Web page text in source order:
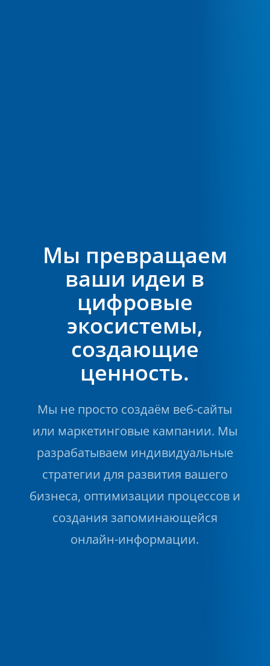
Мы превращаем
ваши идеи в
цифровые
экосистемы,
создающие
ценность.
Мы не просто создаём веб-сайты
или маркетинговые кампании. Мы
разрабатываем индивидуальные
стратегии для развития вашего
бизнеса, оптимизации процессов и
создания запоминающейся
онлайн-информации.